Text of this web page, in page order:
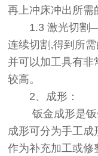
再上冲床冲出所需
1.3 激光切割
连续切割‚得到所
并可以加工具有非
较高。
2、成形：
钣金成形是钣金
成形可分为手工成
作为补充加工或修